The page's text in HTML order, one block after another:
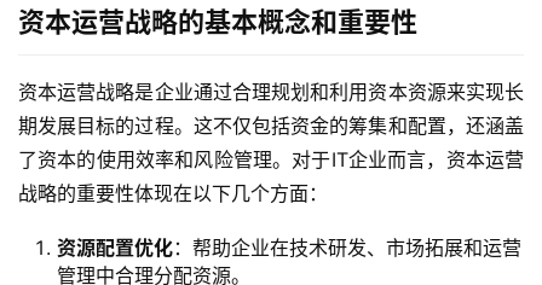
资本运营战略的基本概念和重要性
资本运营战略是企业通过合理规划和利用资本资源来实现长
期发展目标的过程。这不仅包括资金的筹集和配置，还涵盖
了资本的使用效率和风险管理。对于IT企业而言，资本运营
战略的重要性体现在以下几个方面：
资源配置优化：帮助企业在技术研发、市场拓展和运营
管理中合理分配资源。